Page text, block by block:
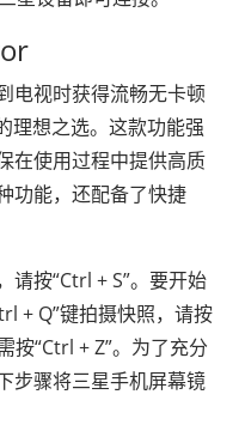
电视时获得流畅无卡顿
想之选。这款功能强
在使用过程中提供高质
功能，还配备了快捷
请按“Ctrl + S”。要开始
+ Q”键拍摄快照，请按
按“Ctrl + Z”。为了充分
步骤将三星手机屏幕镜